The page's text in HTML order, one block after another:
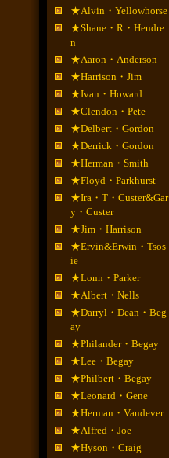
★Alvin・Yellowhorse
★Shane・R・Hendre
n
★Aaron・Anderson
★Harrison・Jim
★Ivan・Howard
★Clendon・Pete
★Delbert・Gordon
★Derrick・Gordon
★Herman・Smith
★Floyd・Parkhurst
★Ira・T・Custer&Gar
y・Custer
★Jim・Harrison
★Ervin&Erwin・Tsos
ie
★Lonn・Parker
★Albert・Nells
★Darryl・Dean・Beg
ay
★Philander・Begay
★Lee・Begay
★Philbert・Begay
★Leonard・Gene
★Herman・Vandever
★Alfred・Joe
★Hyson・Craig